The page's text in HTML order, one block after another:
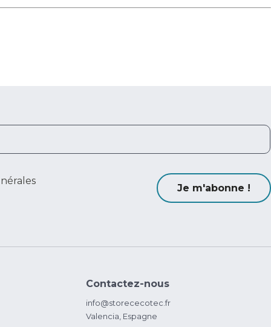
Je m'abonne !
Contactez-nous
info@storececotec.fr
Valencia, Espagne